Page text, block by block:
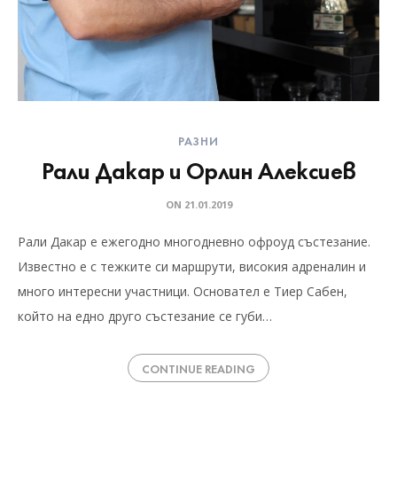
РАЗНИ
Рали Дакар и Орлин Алексиев
ON 21.01.2019
Рали Дакар е ежегодно многодневно офроуд състезание.
Известно е с тежките си маршрути, високия адреналин и
много интересни участници. Основател е Тиер Сабен,
който на едно друго състезание се губи…
CONTINUE READING